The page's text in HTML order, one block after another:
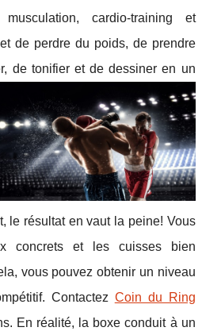
cardio-training et
de perdre du poids, de prendre
de tonifier et de dessiner en un
le résultat en vaut la peine! Vous
concrets et les cuisses bien
vous pouvez obtenir un niveau
Contactez Coin du Ring
En réalité, la boxe conduit à un